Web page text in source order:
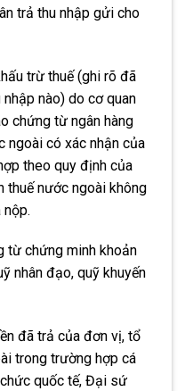
trả thu nhập gửi cho
trừ thuế (ghi rõ đã
nào) do cơ quan
chứng từ ngân hàng
ngoài có xác nhận của
theo quy định của
thuế nước ngoài không
từ chứng minh khoản
nhân đạo, quỹ khuyến
đã trả của đơn vị, tổ
trong trường hợp cá
quốc tế, Đại sứ